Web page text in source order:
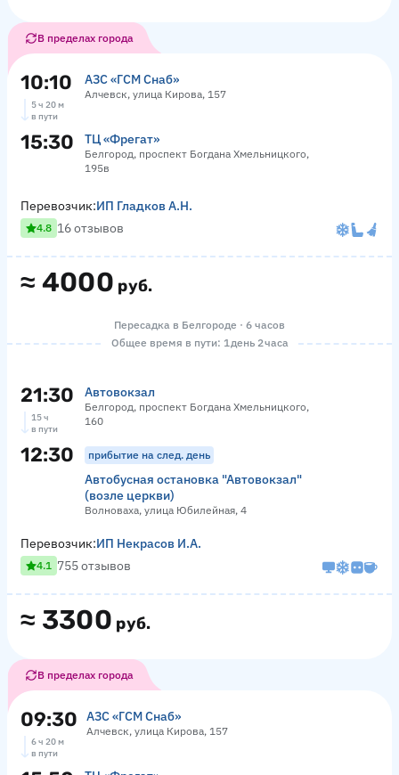
В пределах города
10:10 АЗС «ГСМ Снаб»
Алчевск, улица Кирова, 157
5 ч 20 м
в пути
15:30 ТЦ «Фрегат»
Белгород, проспект Богдана Хмельницкого,
195в
≈ 4000 руб.
Перевозчик:ИП Гладков А.Н.
4.8 16 отзывов
Пересадка в Белгороде · 6 часов
Общее время в пути: 1 день 2 часа
21:30 Автовокзал
Белгород, проспект Богдана Хмельницкого,
160
15 ч
в пути
12:30 прибытие на след. день
Автобусная остановка "Автовокзал"
(возле церкви)
Волноваха, улица Юбилейная, 4
≈ 3300 руб.
Перевозчик:ИП Некрасов И.А.
4.1 755 отзывов
В пределах города
09:30 АЗС «ГСМ Снаб»
Алчевск, улица Кирова, 157
6 ч 20 м
в пути